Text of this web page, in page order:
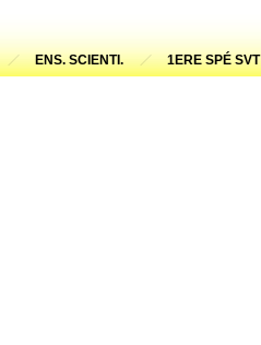
ENS. SCIENTI. 1ERE SPÉ SVT